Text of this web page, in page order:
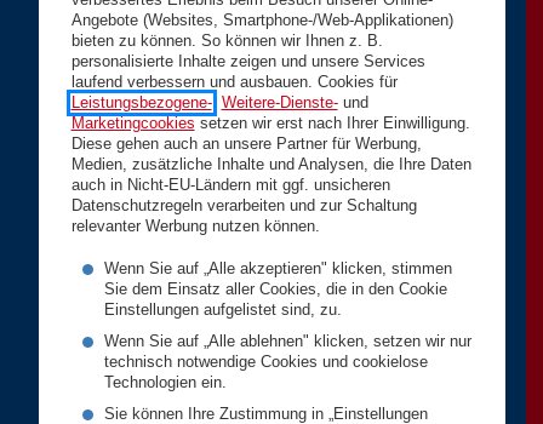
Angebote (Websites, Smartphone-/Web-Applikationen)
bieten zu können. So können wir Ihnen z. B.
personalisierte Inhalte zeigen und unsere Services
laufend verbessern und ausbauen. Cookies für
Leistungsbezogene-, Weitere-Dienste-und
Marketingcookies setzen wir erst nach Ihrer Einwilligung.
Diese gehen auch an unsere Partner für Werbung,
Medien, zusätzliche Inhalte und Analysen, die Ihre Daten
auch in Nicht-EU-Ländern mit ggf. unsicheren
Datenschutzregeln verarbeiten und zur Schaltung
relevanter Werbung nutzen können.
Wenn Sie auf „Alle akzeptieren" klicken, stimmen
Sie dem Einsatz aller Cookies, die in den Cookie
Einstellungen aufgelistet sind, zu.
Wenn Sie auf „Alle ablehnen" klicken, setzen wir nur
technisch notwendige Cookies und cookielose
Technologien ein.
Sie können Ihre Zustimmung in „Einstellungen